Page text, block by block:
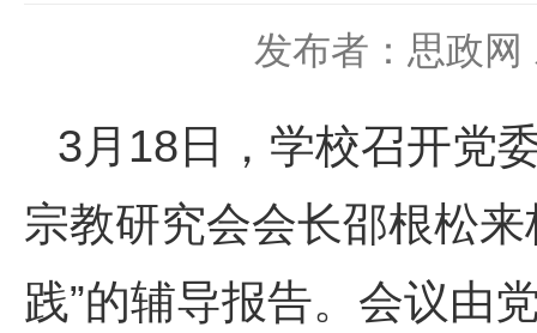
发布者：思政网
3月18日，学校召开党
宗教研究会会长邵根松
践”的辅导报告。会议由